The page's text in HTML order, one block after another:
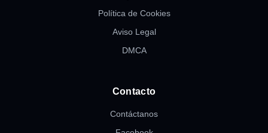
Política de Cookies
Aviso Legal
DMCA
Contacto
Contáctanos